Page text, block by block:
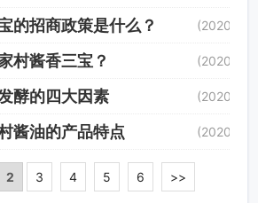
的招商政策是什么？ (2020/11/
村酱香三宝？ (2020/11/
酵的四大因素 (2020/10/
酱油的产品特点 (2020/10/
2 3 4 5 6 >>